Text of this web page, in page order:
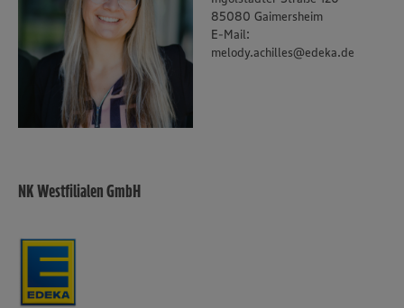
Policy unter den Stichworten „YouTube” und „Vimeo”.
85080 Gaimersheim
E-Mail:
melody.achilles@edeka.de
NK Westfilialen GmbH